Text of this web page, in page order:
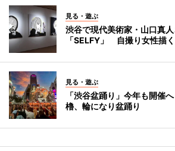
見る・遊ぶ
渋谷で現代美術家・山口真
「SELFY」 自撮り女性描く
見る・遊ぶ
「渋谷盆踊り」今年も開催
櫓、輪になり盆踊り